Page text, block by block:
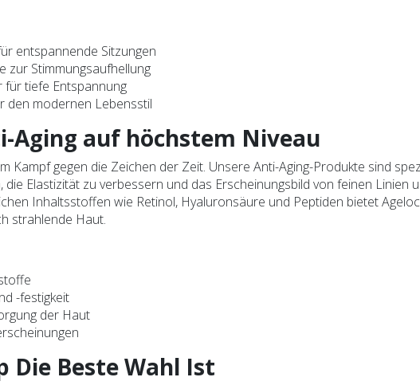
entspannende Sitzungen
zur Stimmungsaufhellung
tiefe Entspannung
den modernen Lebensstil
Aging auf höchstem Niveau
Kampf gegen die Zeichen der Zeit. Unsere Anti-Aging-Produkte sind
Elastizität zu verbessern und das Erscheinungsbild von feinen Linien
Inhaltsstoffen wie Retinol, Hyaluronsäure und Peptiden bietet
strahlende Haut.
-festigkeit
der Haut
Die Beste Wahl Ist